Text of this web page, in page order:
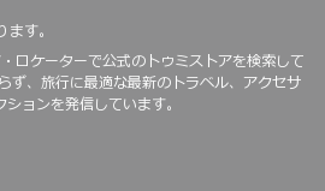
す。
ロケーターで公式のトゥミストアを検索して
ず、旅行に最適な最新のトラベル、アクセサ
ョンを発信しています。